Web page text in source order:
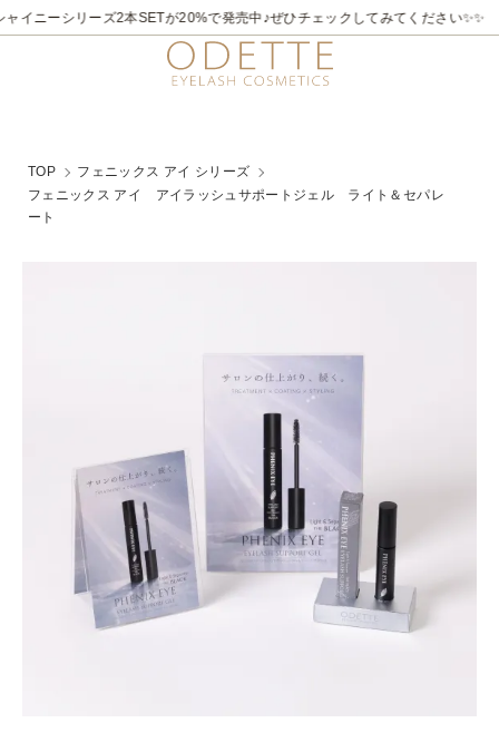
2026/7/21～8/31✨✨煌めく夏。ラメライナーキャンペーン♪ 夏季限定でビ
TOP
フェニックス アイ シリーズ
フェニックス アイ アイラッシュサポートジェル ライト＆セパレ
ート